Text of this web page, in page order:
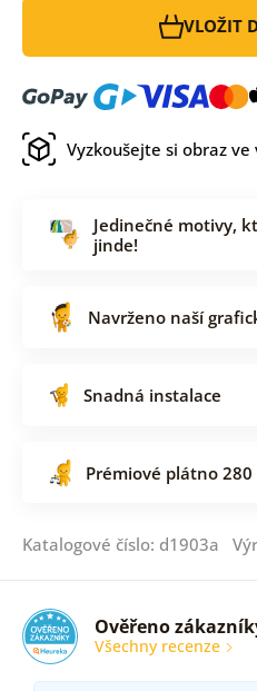
VLOŽIT
Vyzkoušejte si obraz
Jedinečné motivy,
jinde!
Navrženo naší
Snadná instalace
Prémiové plátno 280
Katalogové číslo: d1903a
Ověřeno
Všechny recenze